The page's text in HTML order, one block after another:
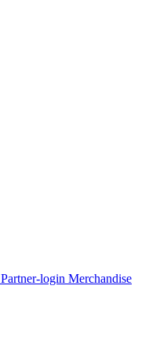
Partner-login Merchandise